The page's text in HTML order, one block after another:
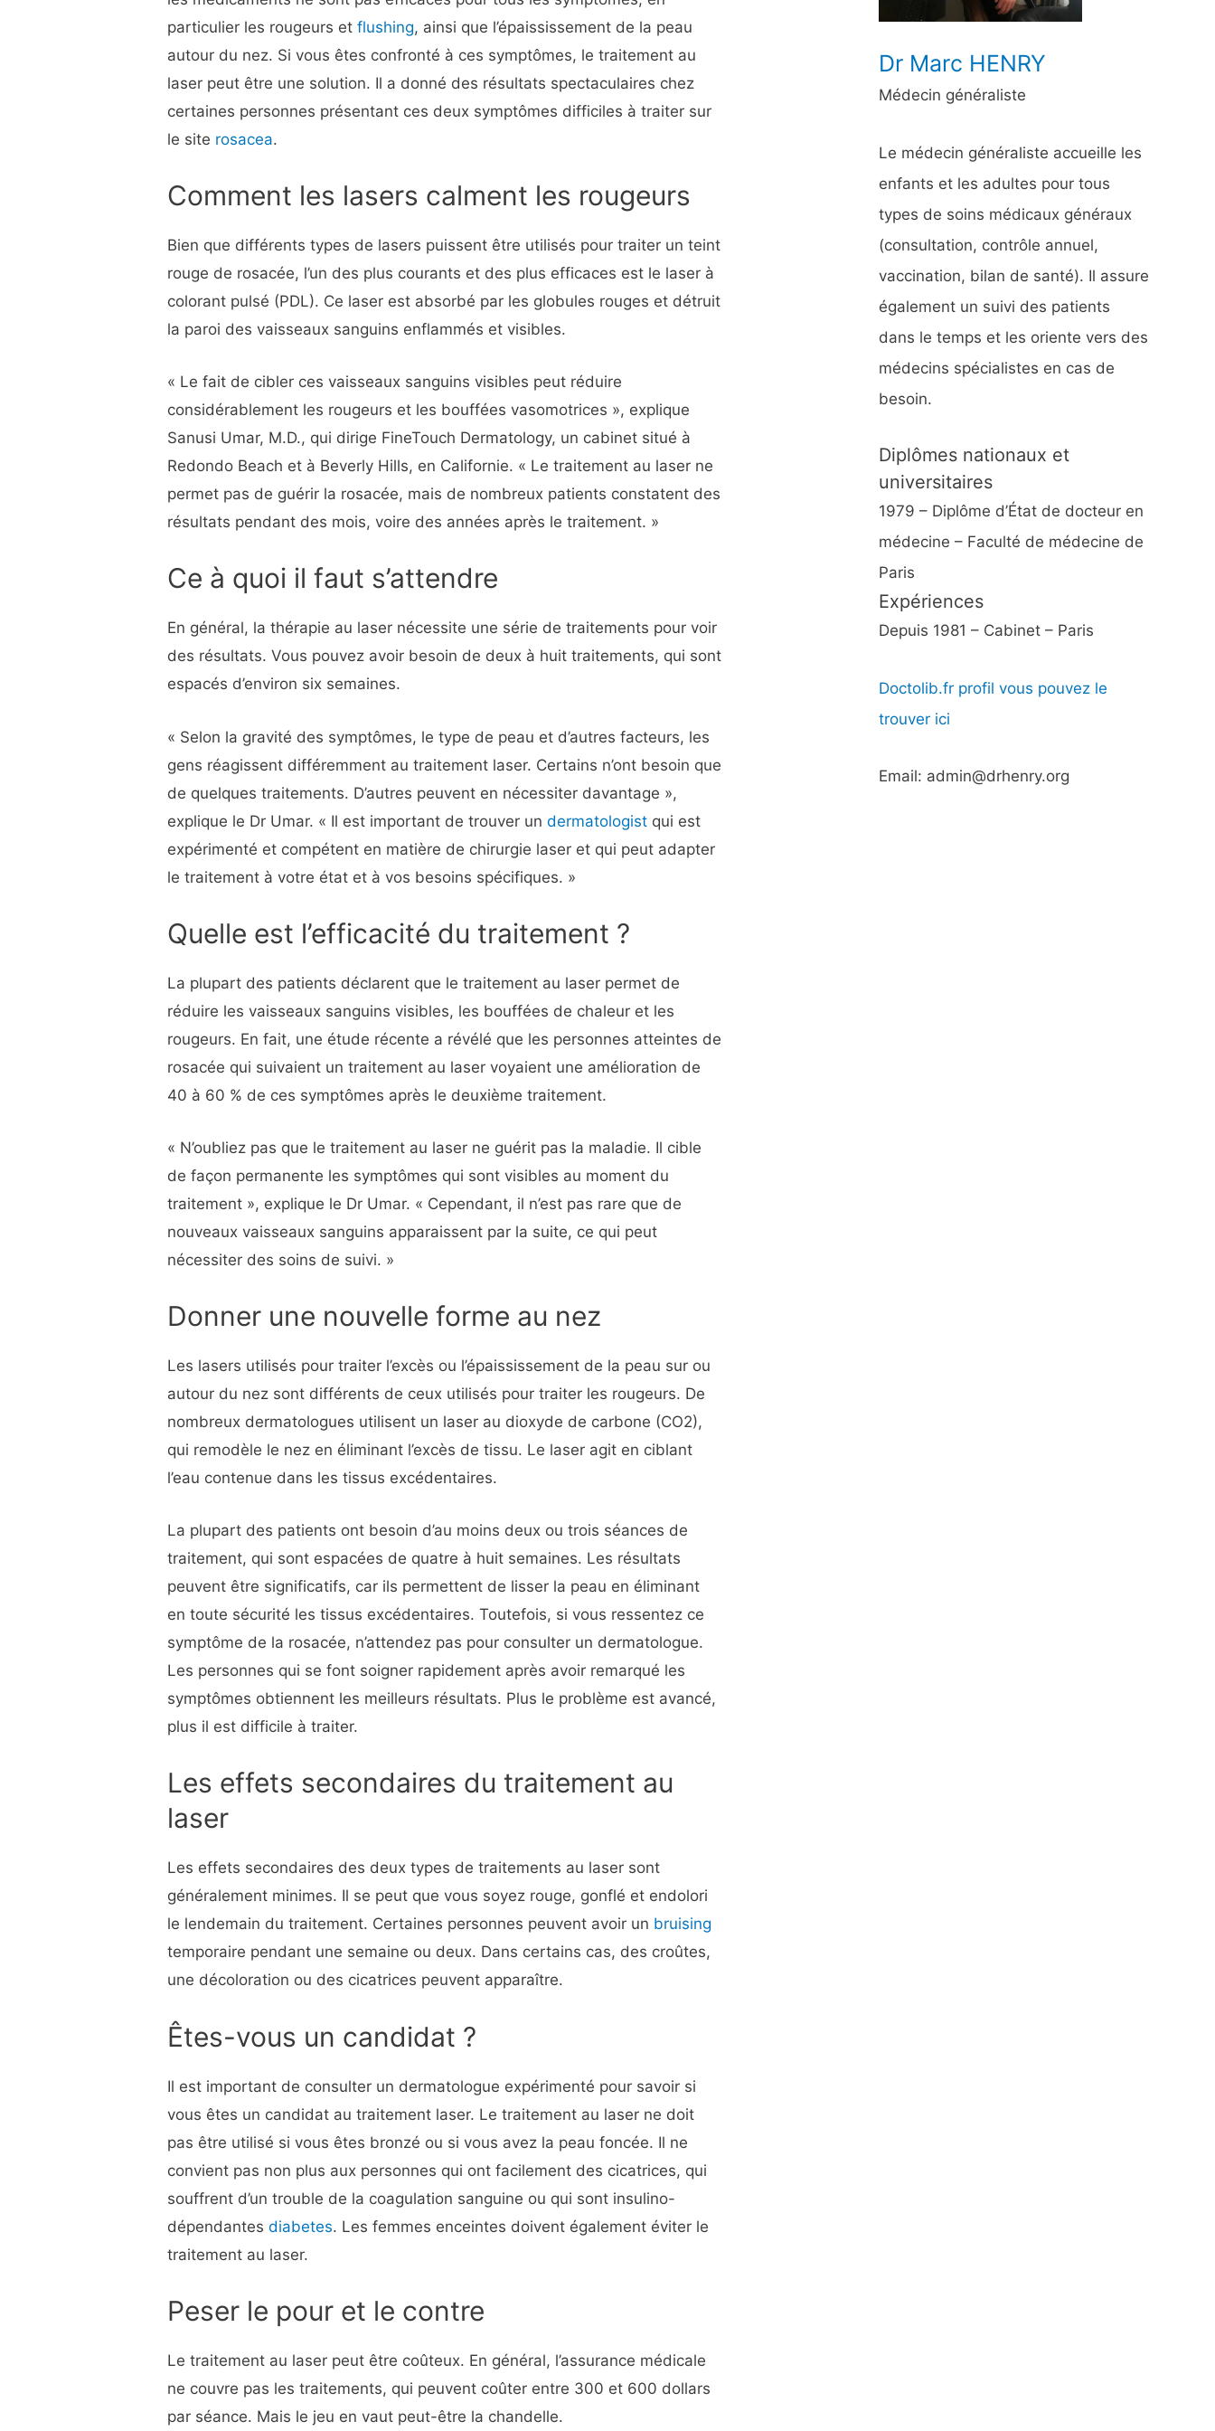
particulier les rougeurs etflushing, ainsi que l’épaississement de la peau
autour du nez. Si vous êtes confronté à ces symptômes, le traitement au
laser peut être une solution. Il a donné des résultats spectaculaires chez
certaines personnes présentant ces deux symptômes difficiles à traiter sur
le site rosacea.
Comment les lasers calment les rougeurs
Bien que différents types de lasers puissent être utilisés pour traiter un teint
rouge de rosacée, l’un des plus courants et des plus efficaces est le laser à
colorant pulsé (PDL). Ce laser est absorbé par les globules rouges et détruit
la paroi des vaisseaux sanguins enflammés et visibles.
« Le fait de cibler ces vaisseaux sanguins visibles peut réduire
considérablement les rougeurs et les bouffées vasomotrices », explique
Sanusi Umar, M.D., qui dirige FineTouch Dermatology, un cabinet situé à
Redondo Beach et à Beverly Hills, en Californie. « Le traitement au laser ne
permet pas de guérir la rosacée, mais de nombreux patients constatent des
résultats pendant des mois, voire des années après le traitement. »
Ce à quoi il faut s’attendre
En général, la thérapie au laser nécessite une série de traitements pour voir
des résultats. Vous pouvez avoir besoin de deux à huit traitements, qui sont
espacés d’environ six semaines.
« Selon la gravité des symptômes, le type de peau et d’autres facteurs, les
gens réagissent différemment au traitement laser. Certains n’ont besoin que
de quelques traitements. D’autres peuvent en nécessiter davantage »,
explique le Dr Umar. « Il est important de trouver undermatologist qui est
expérimenté et compétent en matière de chirurgie laser et qui peut adapter
le traitement à votre état et à vos besoins spécifiques. »
Quelle est l’efficacité du traitement ?
La plupart des patients déclarent que le traitement au laser permet de
réduire les vaisseaux sanguins visibles, les bouffées de chaleur et les
rougeurs. En fait, une étude récente a révélé que les personnes atteintes de
rosacée qui suivaient un traitement au laser voyaient une amélioration de
40 à 60 % de ces symptômes après le deuxième traitement.
« N’oubliez pas que le traitement au laser ne guérit pas la maladie. Il cible
de façon permanente les symptômes qui sont visibles au moment du
traitement », explique le Dr Umar. « Cependant, il n’est pas rare que de
nouveaux vaisseaux sanguins apparaissent par la suite, ce qui peut
nécessiter des soins de suivi. »
Donner une nouvelle forme au nez
Les lasers utilisés pour traiter l’excès ou l’épaississement de la peau sur ou
autour du nez sont différents de ceux utilisés pour traiter les rougeurs. De
nombreux dermatologues utilisent un laser au dioxyde de carbone (CO2),
qui remodèle le nez en éliminant l’excès de tissu. Le laser agit en ciblant
l’eau contenue dans les tissus excédentaires.
La plupart des patients ont besoin d’au moins deux ou trois séances de
traitement, qui sont espacées de quatre à huit semaines. Les résultats
peuvent être significatifs, car ils permettent de lisser la peau en éliminant
en toute sécurité les tissus excédentaires. Toutefois, si vous ressentez ce
symptôme de la rosacée, n’attendez pas pour consulter un dermatologue.
Les personnes qui se font soigner rapidement après avoir remarqué les
symptômes obtiennent les meilleurs résultats. Plus le problème est avancé,
plus il est difficile à traiter.
Les effets secondaires du traitement au
laser
Les effets secondaires des deux types de traitements au laser sont
généralement minimes. Il se peut que vous soyez rouge, gonflé et endolori
le lendemain du traitement. Certaines personnes peuvent avoir un bruising
temporaire pendant une semaine ou deux. Dans certains cas, des croûtes,
une décoloration ou des cicatrices peuvent apparaître.
Êtes-vous un candidat ?
Il est important de consulter un dermatologue expérimenté pour savoir si
vous êtes un candidat au traitement laser. Le traitement au laser ne doit
pas être utilisé si vous êtes bronzé ou si vous avez la peau foncée. Il ne
convient pas non plus aux personnes qui ont facilement des cicatrices, qui
souffrent d’un trouble de la coagulation sanguine ou qui sont insulino-
dépendantesdiabetes. Les femmes enceintes doivent également éviter le
traitement au laser.
Peser le pour et le contre
Le traitement au laser peut être coûteux. En général, l’assurance médicale
ne couvre pas les traitements, qui peuvent coûter entre 300 et 600 dollars
par séance. Mais le jeu en vaut peut-être la chandelle.
Dr Marc HENRY
Médecin généraliste
Le médecin généraliste accueille les
enfants et les adultes pour tous
types de soins médicaux généraux
(consultation, contrôle annuel,
vaccination, bilan de santé). Il assure
également un suivi des patients
dans le temps et les oriente vers des
médecins spécialistes en cas de
besoin.
Diplômes nationaux et
universitaires
1979 – Diplôme d’État de docteur en
médecine – Faculté de médecine de
Paris
Expériences
Depuis 1981 – Cabinet – Paris
Doctolib.fr profil vous pouvez le
trouver ici
Email: admin@drhenry.org